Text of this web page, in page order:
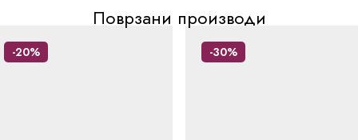
Поврзани производи
-20% -30%